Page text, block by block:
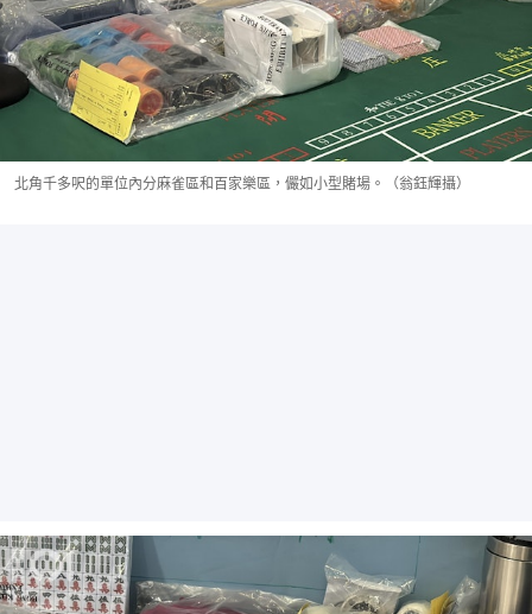
北角千多呎的單位內分麻雀區和百家樂區，儼如小型賭場。（翁鈺輝攝）